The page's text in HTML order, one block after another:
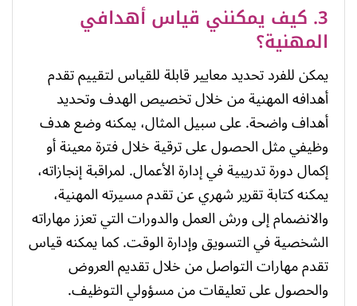
3. كيف يمكنني قياس أهدافي
المهنية؟
يمكن للفرد تحديد معايير قابلة للقياس لتقييم تقدم
أهدافه المهنية من خلال تخصيص الهدف وتحديد
أهداف واضحة. على سبيل المثال، يمكنه وضع هدف
وظيفي مثل الحصول على ترقية خلال فترة معينة أو
إكمال دورة تدريبية في إدارة الأعمال. لمراقبة إنجازاته،
يمكنه كتابة تقرير شهري عن تقدم مسيرته المهنية،
والانضمام إلى ورش العمل والدورات التي تعزز مهاراته
الشخصية في التسويق وإدارة الوقت. كما يمكنه قياس
تقدم مهارات التواصل من خلال تقديم العروض
والحصول على تعليقات من مسؤولي التوظيف.